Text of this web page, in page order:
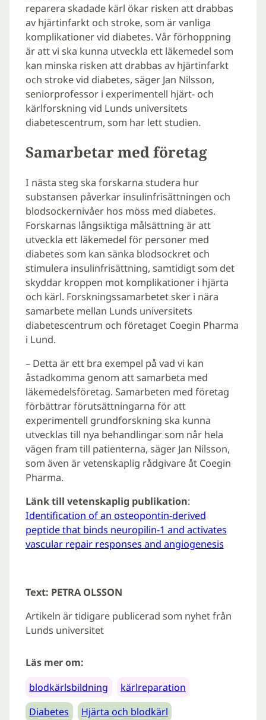
reparera skadade kärl ökar risken att drabbas
av hjärtinfarkt och stroke, som är vanliga
komplikationer vid diabetes. Vår förhoppning
är att vi ska kunna utveckla ett läkemedel som
kan minska risken att drabbas av hjärtinfarkt
och stroke vid diabetes, säger Jan Nilsson,
seniorprofessor i experimentell hjärt- och
kärlforskning vid Lunds universitets
diabetescentrum, som har lett studien.
Samarbetar med företag
I nästa steg ska forskarna studera hur
substansen påverkar insulinfrisättningen och
blodsockernivåer hos möss med diabetes.
Forskarnas långsiktiga målsättning är att
utveckla ett läkemedel för personer med
diabetes som kan sänka blodsockret och
stimulera insulinfrisättning, samtidigt som det
skyddar kroppen mot komplikationer i hjärta
och kärl. Forskningssamarbetet sker i nära
samarbete mellan Lunds universitets
diabetescentrum och företaget Coegin Pharma
i Lund.
– Detta är ett bra exempel på vad vi kan
åstadkomma genom att samarbeta med
läkemedelsföretag. Samarbeten med företag
förbättrar förutsättningarna för att
experimentell grundforskning ska kunna
utvecklas till nya behandlingar som når hela
vägen fram till patienterna, säger Jan Nilsson,
som även är vetenskaplig rådgivare åt Coegin
Pharma.
Länk till vetenskaplig publikation:
Identification of an osteopontin-derived
peptide that binds neuropilin-1 and activates
vascular repair responses and angiogenesis
Text: PETRA OLSSON
Artikeln är tidigare publicerad som nyhet från
Lunds universitet
Läs mer om:
blodkärlsbildning
kärlreparation
Diabetes
Hjärta och blodkärl